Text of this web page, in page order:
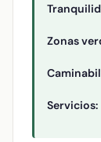
Zonas
Servicios: